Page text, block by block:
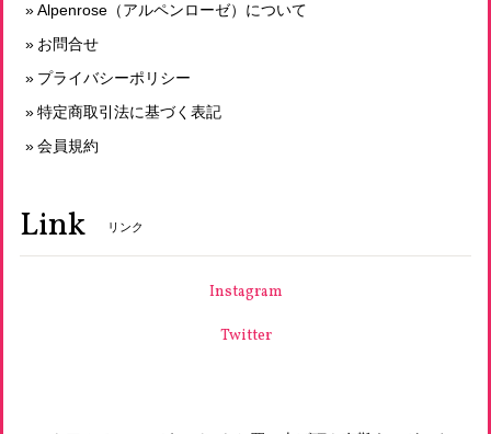
Alpenrose（アルペンローゼ）について
お問合せ
プライバシーポリシー
特定商取引法に基づく表記
会員規約
Link リンク
Instagram
Twitter